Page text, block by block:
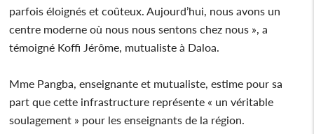
parfois éloignés et coûteux. Aujourd’hui, nous avons un
centre moderne où nous nous sentons chez nous », a
témoigné Koffi Jérôme, mutualiste à Daloa.
Mme Pangba, enseignante et mutualiste, estime pour sa
part que cette infrastructure représente « un véritable
soulagement » pour les enseignants de la région.